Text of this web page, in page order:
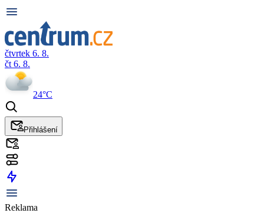
čtvrtek 6. 8.
čt 6. 8.
24°C
Přihlášení
Reklama